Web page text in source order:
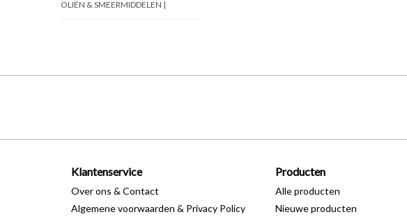
OLIËN & SMEERMIDDELEN |
Klantenservice
Over ons & Contact
Algemene voorwaarden & Privacy Policy
Producten
Alle producten
Nieuwe producten